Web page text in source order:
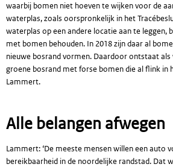
waarbij bomen niet hoeven te wijken voor de
waterplas, zoals oorspronkelijk in het
waterplas op een andere locatie aan te leggen,
met bomen behouden. In 2018 zijn daar al
nieuwe bosrand vormen. Daardoor ontstaat als
groene bosrand met forse bomen die al flink in
Lammert.
Alle belangen afwegen
Lammert: ‘De meeste mensen willen een auto
bereikbaarheid in de noordelijke randstad. Dat